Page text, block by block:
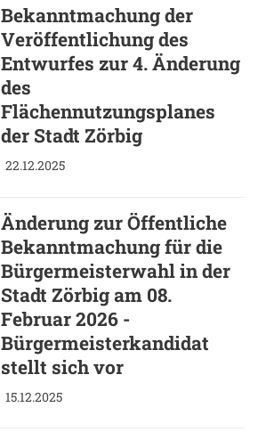
Bekanntmachung der
Veröffentlichung des
Entwurfes zur 4. Änderung
des
Flächennutzungsplanes
der Stadt Zörbig
22.12.2025
Änderung zur Öffentliche
Bekanntmachung für die
Bürgermeisterwahl in der
Stadt Zörbig am 08.
Februar 2026 -
Bürgermeisterkandidat
stellt sich vor
15.12.2025